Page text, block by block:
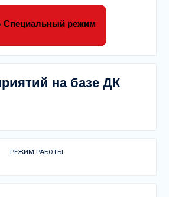
Специальный режим
на базе ДК
РЕЖИМ РАБОТЫ